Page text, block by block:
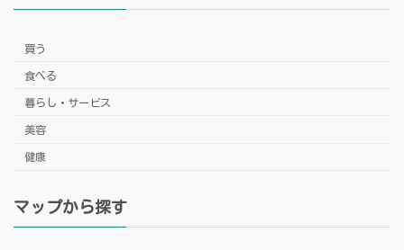
買う
食べる
暮らし・サービス
美容
健康
マップから探す